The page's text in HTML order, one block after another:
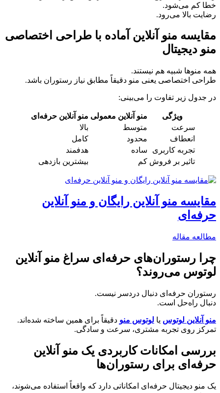
خطا کم می‌شود.
رضایت بالا می‌رود.
مقایسه منو آنلاین آماده با طراحی اختصاصی
منو دیجیتال
همه منوها شبیه هم نیستند.
طراحی اختصاصی یعنی منو دقیقاً مطابق نیاز رستوران باشد.
در جدول زیر تفاوت را می‌بینی:
ویژگی منو آنلاین معمولی منو آنلاین حرفه‌ای
سرعت
متوسط
بالا
انعطاف
محدود
کامل
تجربه کاربری
ساده
هدفمند
تاثیر بر فروش کم بیشترین بازدهی
مقایسه منو آنلاین رایگان و منو آنلاین
حرفه‌ای
مطالعه مقاله
چرا رستوران‌های حرفه‌ای سراغ منو آنلاین
لوتوس می‌روند؟
رستوران حرفه‌ای دنبال دردسر نیست.
دنبال راه‌حل است.
منو آنلاین لوتوس یا لوتوس منو دقیقاً برای همین ساخته شده‌اند.
تمرکز روی تجربه مشتری، سرعت و سادگی.
بررسی امکانات کاربردی یک منو آنلاین
حرفه‌ای برای رستوران‌ها
یک منو دیجیتال حرفه‌ای امکاناتی دارد که واقعاً استفاده می‌شوند،